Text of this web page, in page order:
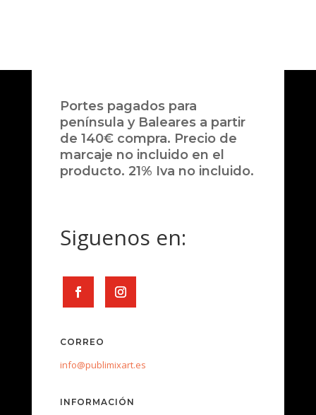
Portes pagados para
península y Baleares a partir
de 140€ compra. Precio de
marcaje no incluido en el
producto. 21% Iva no incluido.
Siguenos en:
CORREO
info@publimixart.es
INFORMACIÓN